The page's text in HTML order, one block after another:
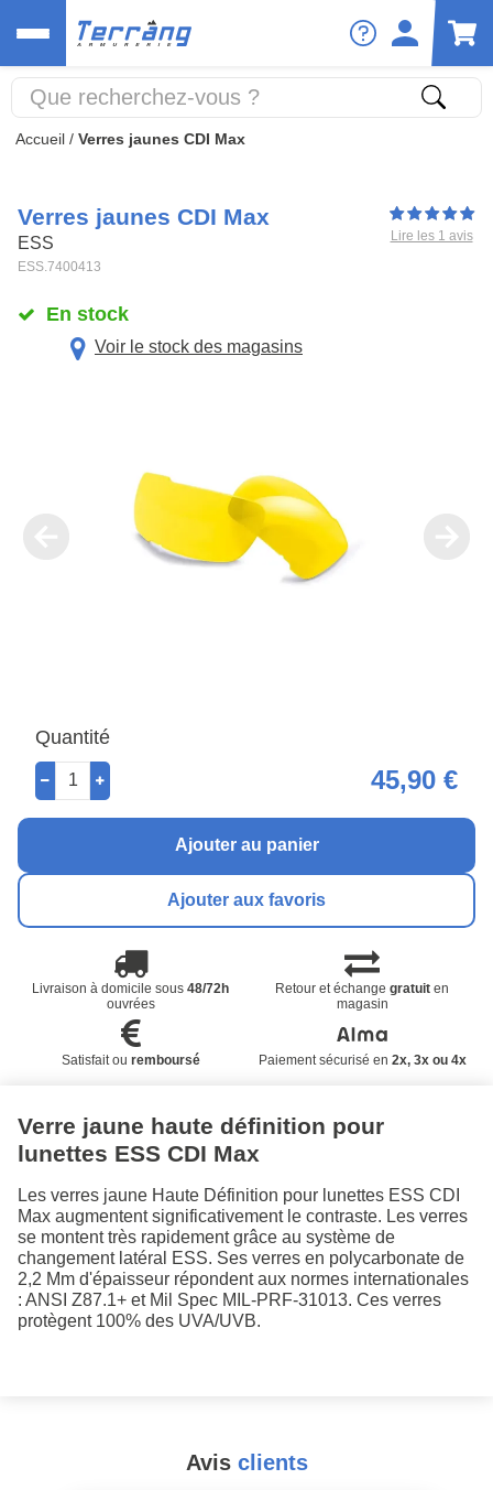
Accueil / Verres jaunes CDI Max
Verres jaunes CDI Max
ESS
ESS.7400413
Lire les 1 avis
En stock
Voir le stock des magasins
Quantité
45,90 €
Ajouter au panier
Ajouter aux favoris
Livraison à domicile sous48/72h
ouvrées
Retour et échangegratuit en
magasin
Satisfait ou remboursé Paiement sécurisé en 2x, 3x ou 4x
Verre jaune haute définition pour
lunettes ESS CDI Max
Les verres jaune Haute Définition pour lunettes ESS CDI
Max augmentent significativement le contraste. Les verres
se montent très rapidement grâce au système de
changement latéral ESS. Ses verres en polycarbonate de
2,2 Mm d'épaisseur répondent aux normes internationales
: ANSI Z87.1+ et Mil Spec MIL-PRF-31013. Ces verres
protègent 100% des UVA/UVB.
Avis clients